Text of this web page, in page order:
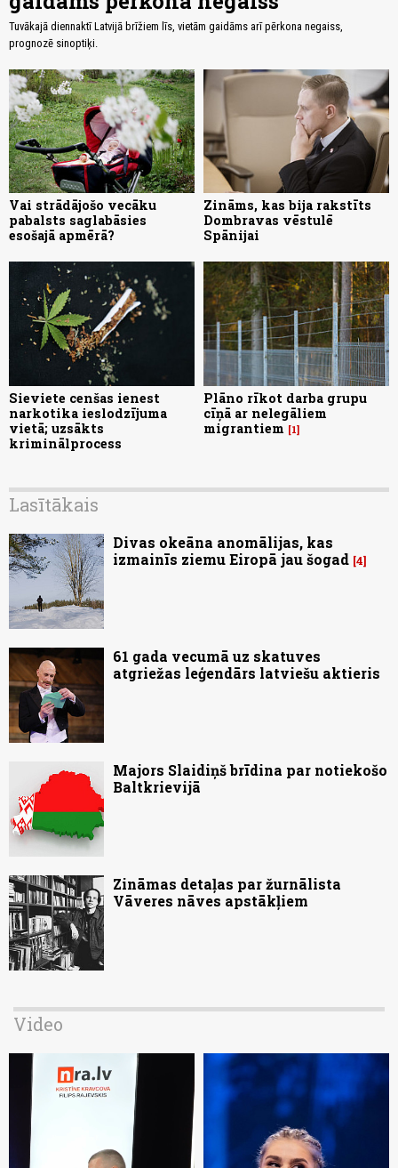
Tuvākajā diennaktī Latvijā brīžiem līs, vietām gaidāms arī pērkona negaiss,
prognozē sinoptiķi.
Vai strādājošo vecāku
pabalsts saglabāsies
esošajā apmērā?
Zināms, kas bija rakstīts
Dombravas vēstulē
Spānijai
Sieviete cenšas ienest
narkotika ieslodzījuma
vietā; uzsākts
kriminālprocess
Plāno rīkot darba grupu
cīņā ar nelegāliem
migrantiem
1
Lasītākais
Divas okeāna anomālijas, kas
izmainīs ziemu Eiropā jau šogad 4
61 gada vecumā uz skatuves
atgriežas leģendārs latviešu aktieris
Majors Slaidiņš brīdina par notiekošo
Baltkrievijā
Zināmas detaļas par žurnālista
Vāveres nāves apstākļiem
Video